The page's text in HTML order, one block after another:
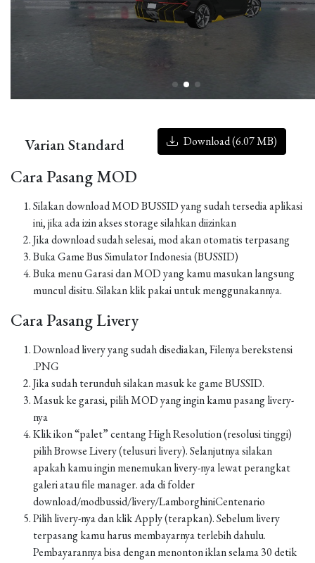
Varian Standard Download (6.07 MB)
Cara Pasang MOD
Silakan download MOD BUSSID yang sudah tersedia aplikasi
ini, jika ada izin akses storage silahkan diizinkan
Jika download sudah selesai, mod akan otomatis terpasang
Buka Game Bus Simulator Indonesia (BUSSID)
Buka menu Garasi dan MOD yang kamu masukan langsung
muncul disitu. Silakan klik pakai untuk menggunakannya.
Cara Pasang Livery
Download livery yang sudah disediakan, Filenya berekstensi
.PNG
Jika sudah terunduh silakan masuk ke game BUSSID.
Masuk ke garasi, pilih MOD yang ingin kamu pasang livery-
nya
Klik ikon “palet” centang High Resolution (resolusi tinggi)
pilih Browse Livery (telusuri livery). Selanjutnya silakan
apakah kamu ingin menemukan livery-nya lewat perangkat
galeri atau file manager. ada di folder
download/modbussid/livery/LamborghiniCentenario
Pilih livery-nya dan klik Apply (terapkan). Sebelum livery
terpasang kamu harus membayarnya terlebih dahulu.
Pembayarannya bisa dengan menonton iklan selama 30 detik